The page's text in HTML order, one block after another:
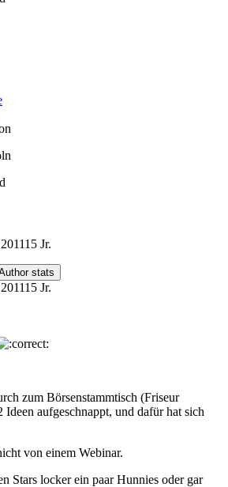
15 Jr.
stats
15 Jr.
zum Börsenstammtisch (Friseur
Ideen aufgeschnappt, und dafür hat sich
von einem Webinar.
Stars locker ein paar Hunnies oder gar